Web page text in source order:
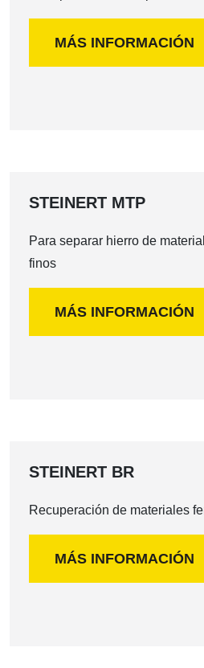
MÁS INFORMACIÓN
STEINERT MTP
Para separar hierro de
finos
MÁS INFORMACIÓN
STEINERT BR
Recuperación de materiales
MÁS INFORMACIÓN